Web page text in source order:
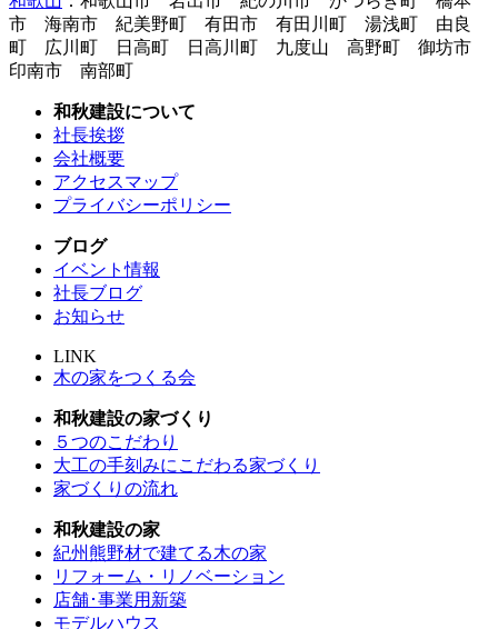
市 海南市 紀美野町 有田市 有田川町 湯浅町 由良
町 広川町 日高町 日高川町 九度山 高野町 御坊市
印南市 南部町
和秋建設について
社長挨拶
会社概要
アクセスマップ
プライバシーポリシー
ブログ
イベント情報
社長ブログ
お知らせ
LINK
木の家をつくる会
和秋建設の家づくり
５つのこだわり
大工の手刻みにこだわる家づくり
家づくりの流れ
和秋建設の家
紀州熊野材で建てる木の家
リフォーム・リノベーション
店舗･事業用新築
モデルハウス